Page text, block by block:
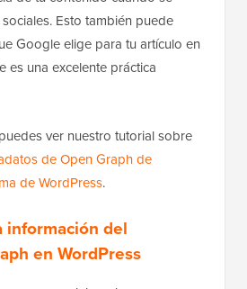
Esto también puede
Google elige para tu artículo en
es una excelente práctica
ver nuestro tutorial sobre
de Open Graph de
de WordPress.
información del
en WordPress